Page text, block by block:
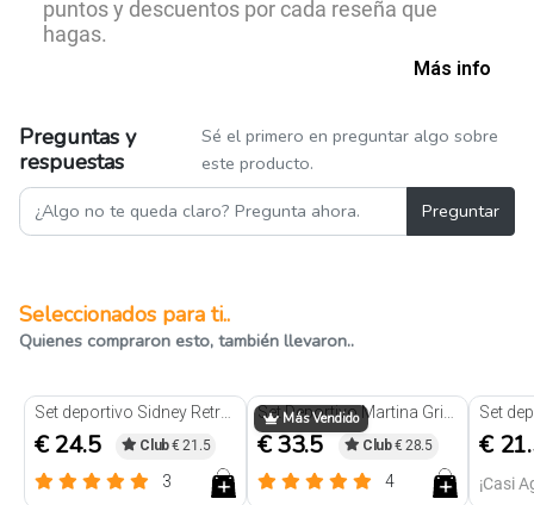
puntos y descuentos por cada reseña que
hagas.
Más info
Preguntas y
respuestas
Sé el primero en preguntar algo sobre
este producto.
Preguntar
Seleccionados para ti..
Quienes compraron esto, también llevaron..
€ 24.5 Club€ 21.5
3
Más Vendido
€ 33.5 Club€ 28.5
4
€
¡Casi